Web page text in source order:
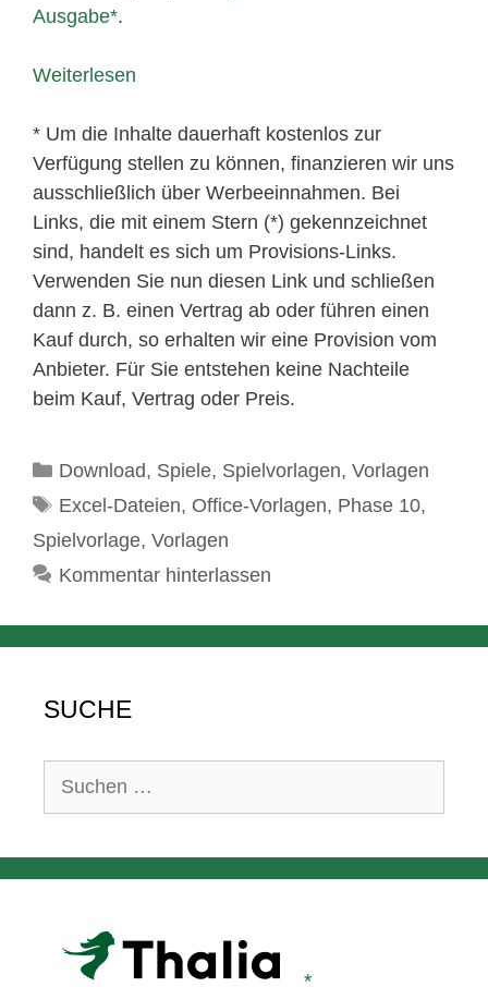
Ausgabe .
Weiterlesen
* Um die Inhalte dauerhaft kostenlos zur
Verfügung stellen zu können, finanzieren wir uns
ausschließlich über Werbeeinnahmen. Bei
Links, die mit einem Stern (*) gekennzeichnet
sind, handelt es sich um Provisions-Links.
Verwenden Sie nun diesen Link und schließen
dann z. B. einen Vertrag ab oder führen einen
Kauf durch, so erhalten wir eine Provision vom
Anbieter. Für Sie entstehen keine Nachteile
beim Kauf, Vertrag oder Preis.
Kategorien
Download, Spiele, Spielvorlagen, Vorlagen
Schlagwörter
Excel-Dateien, Office-Vorlagen, Phase 10,
Spielvorlage, Vorlagen
Kommentar hinterlassen
SUCHE
Suchen